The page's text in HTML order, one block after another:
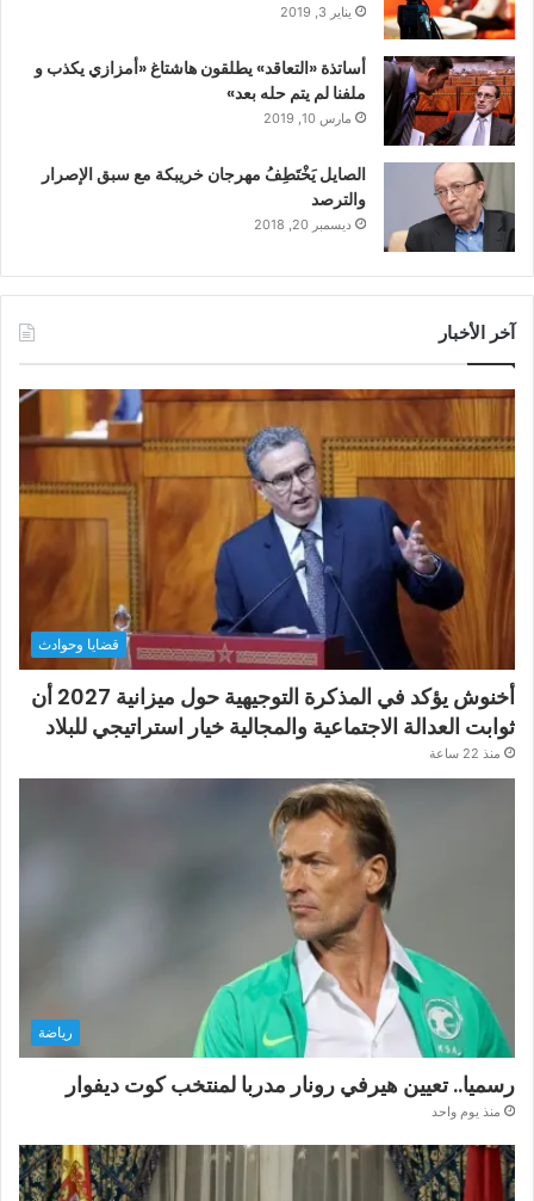
يناير 3, 2019
أساتذة «التعاقد» يطلقون هاشتاغ «أمزازي يكذب و
ملفنا لم يتم حله بعد»
مارس 10, 2019
الصايل يَخْتَطِفُ مهرجان خريبكة مع سبق الإصرار
والترصد
ديسمبر 20, 2018
آخر الأخبار
قضايا وحوادث
أخنوش يؤكد في المذكرة التوجيهية حول ميزانية 2027 أن
ثوابت العدالة الاجتماعية والمجالية خيار استراتيجي للبلاد
منذ 22 ساعة
رياضة
رسميا.. تعيين هيرفي رونار مدربا لمنتخب كوت ديفوار
منذ يوم واحد